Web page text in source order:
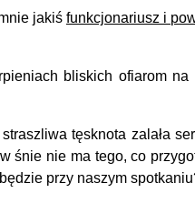
jakiś funkcjonariusz i
bliskich ofiarom na
tęsknota zalała
śnie nie ma tego, co
przy naszym